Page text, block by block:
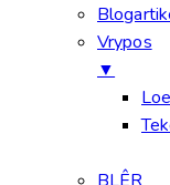
Vrypos
▼